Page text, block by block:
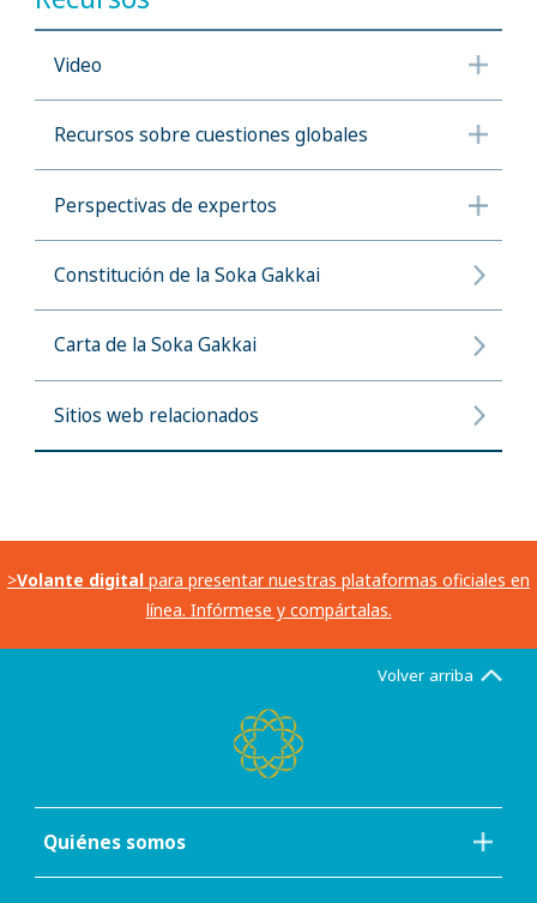
Video
Recursos sobre cuestiones globales
Perspectivas de expertos
Constitución de la Soka Gakkai
Carta de la Soka Gakkai
Sitios web relacionados
>Volante digital para presentar nuestras plataformas oficiales en
línea. Infórmese y compártalas.
Volver arriba
Quiénes somos